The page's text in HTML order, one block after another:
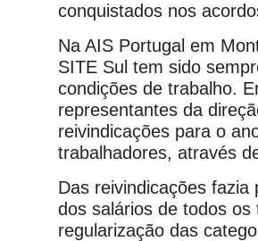
conquistados nos
Na AIS Portugal em
SITE Sul tem sido
condições de trabalho.
representantes da
reivindicações para o
trabalhadores, através
Das reivindicações
dos salários de todos
regularização das